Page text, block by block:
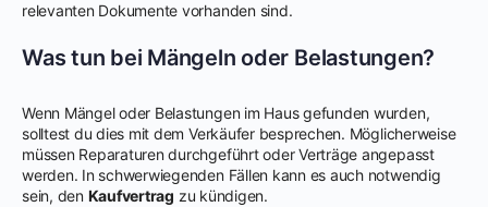
relevanten Dokumente vorhanden sind.
Was tun bei Mängeln oder Belastungen?
Wenn Mängel oder Belastungen im Haus gefunden wurden,
solltest du dies mit dem Verkäufer besprechen. Möglicherweise
müssen Reparaturen durchgeführt oder Verträge angepasst
werden. In schwerwiegenden Fällen kann es auch notwendig
sein, den Kaufvertrag zu kündigen.